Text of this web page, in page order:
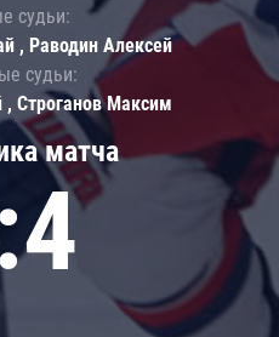
матча
судьи:
, Раводин Алексей
судьи:
, Строганов Максим